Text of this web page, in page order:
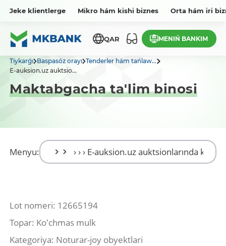
Jeke klientlerge Mikro hám kishi biznes Orta hám iri
QAR MENIŃ BANKIM
Tiykarǵı Baspasóz orayı Tenderler hám tańlaw...
E-auksion.uz auktsio...
Maktabgacha ta'lim binosi
Menyu:
Lot nomeri: 12665194
Topar: Koʻchmas mulk
Kategoriya: Noturar-joy obyektlari